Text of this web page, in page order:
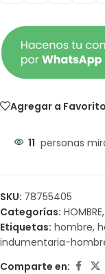
Agregar a
11 personas
SKU: 78755405
Categorías: HOMBRE,
Etiquetas: hombre,
indumentaria-
Comparte en: